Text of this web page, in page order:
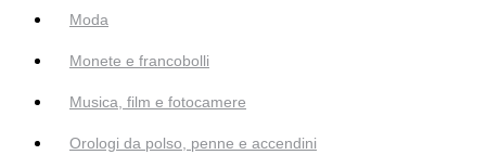
Moda
Monete e francobolli
Musica, film e fotocamere
Orologi da polso, penne e accendini